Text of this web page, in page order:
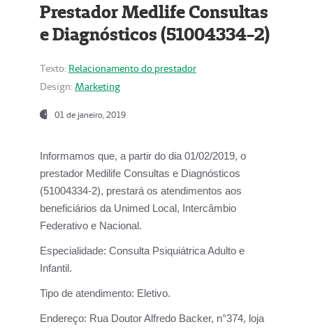
Prestador Medlife Consultas
e Diagnósticos (51004334-2)
Texto: Relacionamento do prestador
Design: Marketing
01 de janeiro, 2019
Informamos que, a partir do dia 01/02/2019, o
prestador Medilife Consultas e Diagnósticos
(51004334-2), prestará os atendimentos aos
beneficiários da Unimed Local, Intercâmbio
Federativo e Nacional.
Especialidade: Consulta Psiquiátrica Adulto e
Infantil.
Tipo de atendimento: Eletivo.
Endereço: Rua Doutor Alfredo Backer, n°374, loja